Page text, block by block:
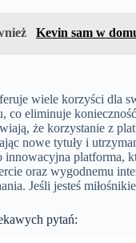
Kevin sam w
wiele korzyści dla
co eliminuje
że korzystanie z
nowe tytuły i
innowacyjna platforma,
oraz wygodnemu
Jeśli jesteś
pytań: